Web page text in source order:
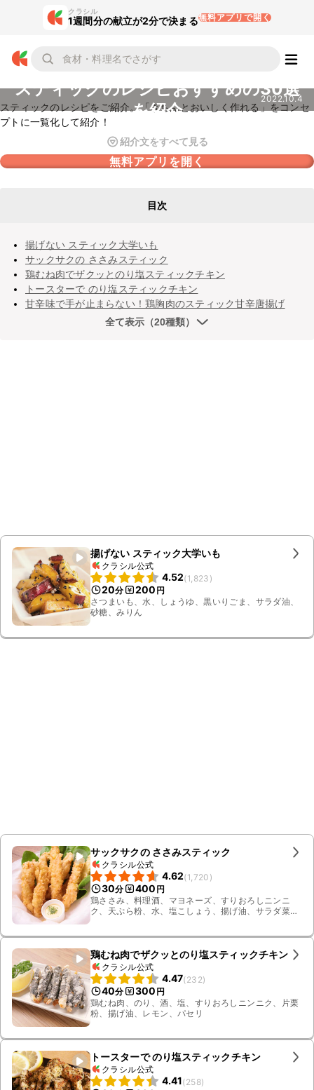
クラシル
1週間分の献立が2分で決まる無料アプリで開く
スティックのレシピおすすめの30選
を紹介
2022.10.4
スティックのレシピをご紹介。「きちんとおいしく作れる」をコンセ
プトに一覧化して紹介！
紹介文をすべて見る
無料アプリを開く
目次
揚げない スティック大学いも
サックサクの ささみスティック
鶏むね肉でザクッとのり塩スティックチキン
トースターで のり塩スティックチキン
甘辛味で手が止まらない！鶏胸肉のスティック甘辛唐揚げ
全て表示（20種類）
揚げない スティック大学いも
クラシル公式
4.52(1,823 )
20分 200 円
さつまいも、水、しょうゆ、黒いりごま、サラダ油、
砂糖、みりん
サックサクの ささみスティック
クラシル公式
4.62(1,720 )
30分 400 円
鶏ささみ、料理酒、マヨネーズ、すりおろしニンニ
ク、天ぷら粉、水、塩こしょう、揚げ油、サラダ菜、
鶏むね肉でザクッとのり塩スティックチキン
クラシル公式
4.47(232)
40分 300 円
鶏むね肉、のり、酒、塩、すりおろしニンニク、片栗
粉、揚げ油、レモン、パセリ
トースターで のり塩スティックチキン
クラシル公式
4.41(258)